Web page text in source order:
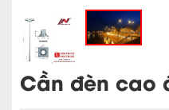
Cần đèn cao